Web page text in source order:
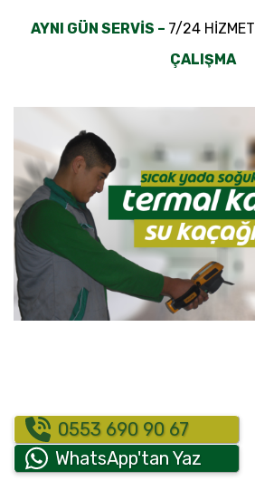
AYNI GÜN SERVİS – 7/24 HİZMET
ÇALIŞMA
0553 690 90 67
WhatsApp'tan Yaz